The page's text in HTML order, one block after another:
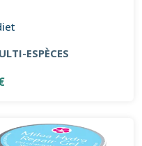
ESPÈCES